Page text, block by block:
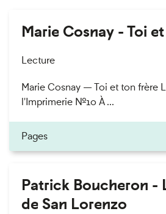
Marie Cosnay - Toi
Lecture
Marie Cosnay — Toi et ton frère
l'Imprimerie n°10 À ...
Pages
Patrick Boucheron -
de San Lorenzo